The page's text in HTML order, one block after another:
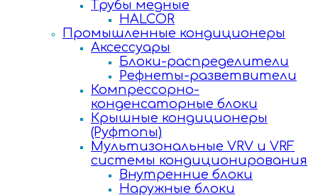
Трубы медные
HALCOR
Промышленные кондиционеры
Аксессуары
Блоки-распределители
Рефнеты-разветвители
Компрессорно-
конденсаторные блоки
Крышные кондиционеры
(Руфтопы)
Мультизональные VRV и VRF
системы кондиционирования
Внутренние блоки
Наружные блоки